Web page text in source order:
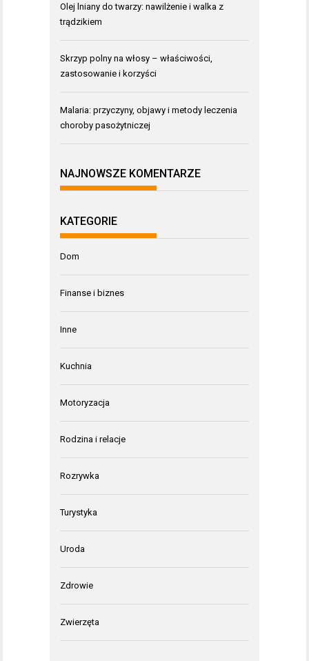
Olej lniany do twarzy: nawilżenie i walka z
trądzikiem
Skrzyp polny na włosy – właściwości,
zastosowanie i korzyści
Malaria: przyczyny, objawy i metody leczenia
choroby pasożytniczej
NAJNOWSZE KOMENTARZE
KATEGORIE
Dom
Finanse i biznes
Inne
Kuchnia
Motoryzacja
Rodzina i relacje
Rozrywka
Turystyka
Uroda
Zdrowie
Zwierzęta